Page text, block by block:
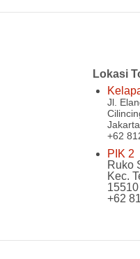
Lokasi
Jl.
+62
PIK 2
Ruko
Kec.
15510
+62